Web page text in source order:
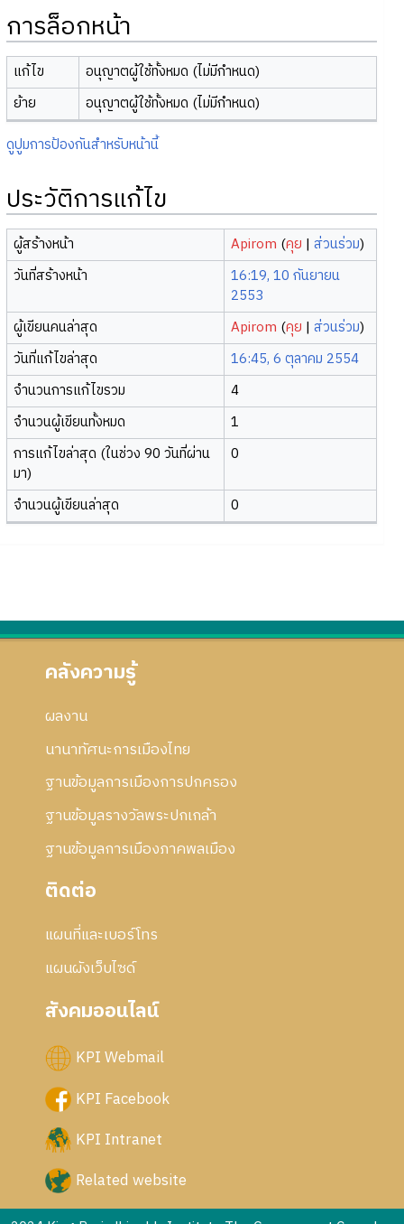
การล็อกหน้า
แก้ไข
อนุญาตผู้ใช้ทั้งหมด (ไม่มีกำหนด)
ย้าย
อนุญาตผู้ใช้ทั้งหมด (ไม่มีกำหนด)
ดูปูมการป้องกันสำหรับหน้านี้
ประวัติการแก้ไข
ผู้สร้างหน้า Apirom (คุย |ส่วนร่วม)
วันที่สร้างหน้า
16:19, 10 กันยายน
2553
ผู้เขียนคนล่าสุด
Apirom (คุย |ส่วนร่วม)
วันที่แก้ไขล่าสุด
16:45, 6 ตุลาคม 2554
จำนวนการแก้ไขรวม
4
จำนวนผู้เขียนทั้งหมด
1
การแก้ไขล่าสุด (ในช่วง 90 วันที่ผ่าน
มา)
0
จำนวนผู้เขียนล่าสุด 0
คลังความรู้
ผลงาน
นานาทัศนะการเมืองไทย
ฐานข้อมูลการเมืองการปกครอง
ฐานข้อมูลรางวัลพระปกเกล้า
ฐานข้อมูลการเมืองภาคพลเมือง
ติดต่อ
แผนที่และเบอร์โทร
แผนผังเว็บไซด์
สังคมออนไลน์
KPI Webmail
KPI Facebook
KPI Intranet
Related website